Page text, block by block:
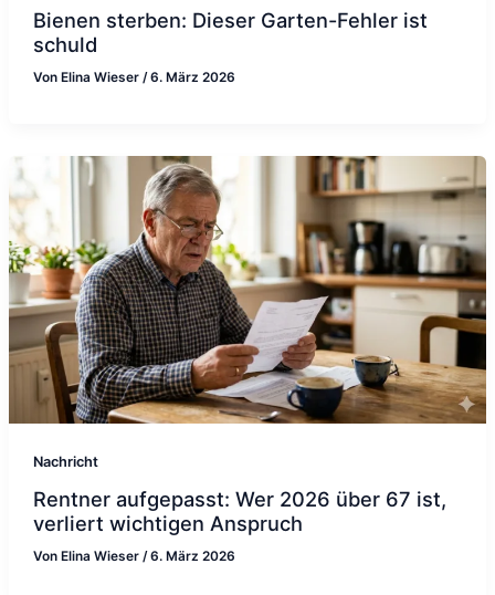
Bienen sterben: Dieser Garten-Fehler ist
schuld
Von Elina Wieser /6. März 2026
Nachricht
Rentner aufgepasst: Wer 2026 über 67 ist,
verliert wichtigen Anspruch
Von Elina Wieser /6. März 2026